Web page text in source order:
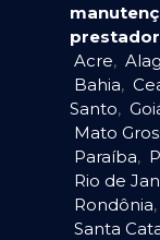
Acre,
Bahia,
Santo,
Mato
Paraíba,
Rio de
Rondônia,
Santa